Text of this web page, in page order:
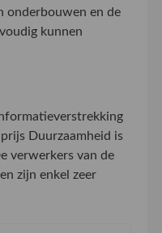
onderbouwen en de
kunnen
Duurzaamheid is
verwerkers van de
zijn enkel zeer